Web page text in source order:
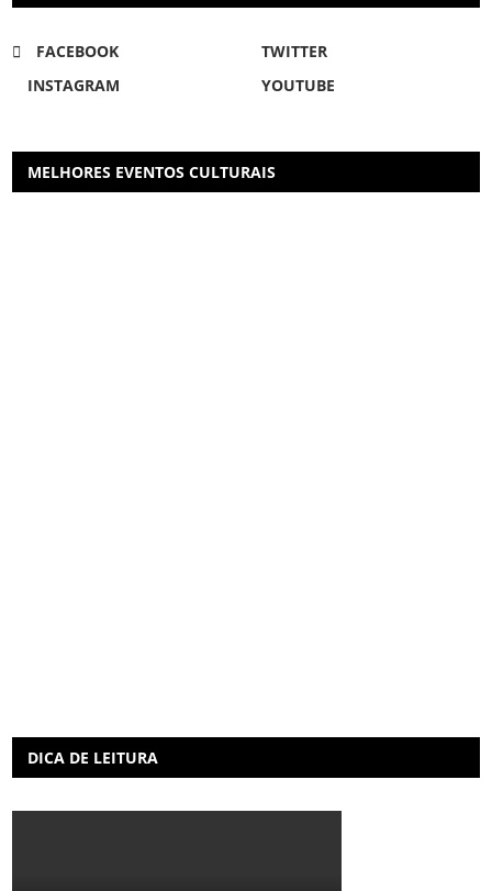
FACEBOOK
TWITTER
INSTAGRAM
YOUTUBE
MELHORES EVENTOS CULTURAIS
DICA DE LEITURA